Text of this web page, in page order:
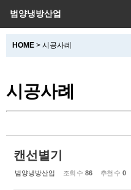
범양냉방산업
HOME > 시공사례
시공사례
캔선별기
범양냉방산업 조회 수 86 추천 수 0
Sketchbook5,
Sketchbook5,